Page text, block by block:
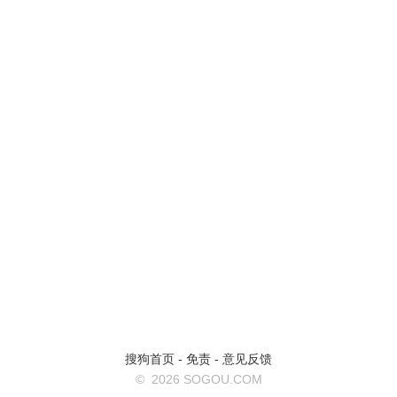
搜狗首页 - 免责 - 意见反馈
© 2026 SOGOU.COM